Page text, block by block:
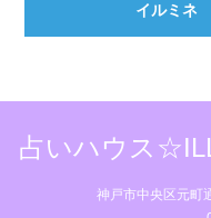
イルミネ
占いハウス
神戸市中央区元町